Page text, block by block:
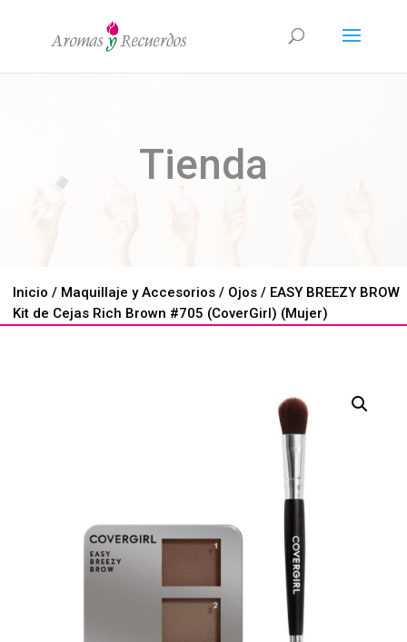
Tienda
Inicio / Maquillaje y Accesorios / Ojos / EASY BREEZY BROW
Kit de Cejas Rich Brown #705 (CoverGirl) (Mujer)